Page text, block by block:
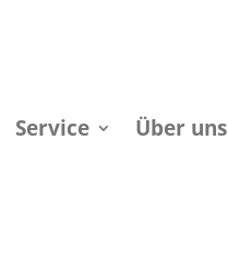
Service Über uns